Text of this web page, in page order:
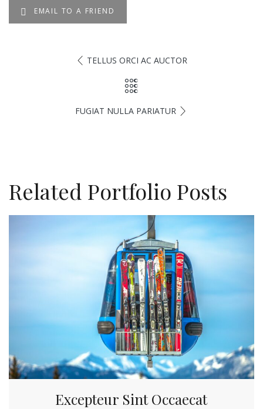
EMAIL TO A FRIEND
TELLUS ORCI AC AUCTOR
FUGIAT NULLA PARIATUR
Related Portfolio Posts
Excepteur Sint Occaecat